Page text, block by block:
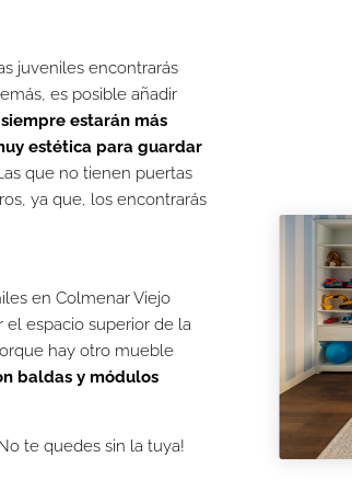
juveniles encontrarás
es posible añadir
estarán más
estética para guardar
que no tienen puertas
ya que, los encontrarás
en Colmenar Viejo
espacio superior de la
hay otro mueble
baldas y módulos
te quedes sin la tuya!